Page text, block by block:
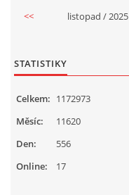
<< listopad / 2025
STATISTIKY
Online: 17
Celkem: 1172973
Měsíc:
11620
Den:
556